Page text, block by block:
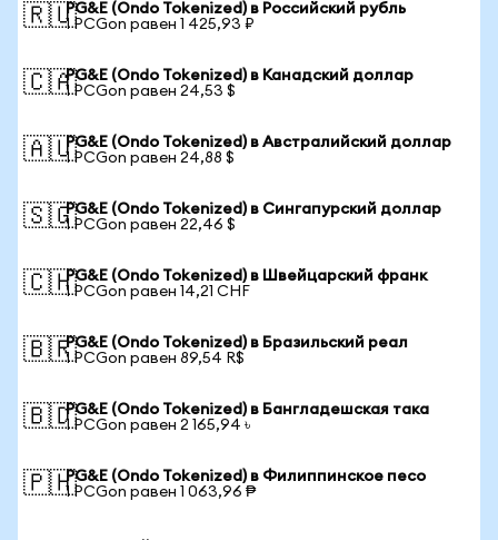
🇷🇺PG&E (Ondo Tokenized) в Российский рубль
1 PCGon равен 1 425,93 ₽
🇨🇦PG&E (Ondo Tokenized) в Канадский доллар
1 PCGon равен 24,53 $
🇦🇺PG&E (Ondo Tokenized) в Австралийский доллар
1 PCGon равен 24,88 $
🇸🇬PG&E (Ondo Tokenized) в Сингапурский доллар
1 PCGon равен 22,46 $
🇨🇭PG&E (Ondo Tokenized) в Швейцарский франк
1 PCGon равен 14,21 CHF
🇧🇷PG&E (Ondo Tokenized) в Бразильский реал
1 PCGon равен 89,54 R$
🇧🇩PG&E (Ondo Tokenized) в Бангладешская така
1 PCGon равен 2 165,94 ৳
🇵🇭PG&E (Ondo Tokenized) в Филиппинское песо
1 PCGon равен 1 063,96 ₱